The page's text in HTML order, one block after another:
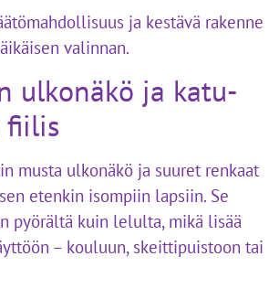
ja kestävä rakenne
valinnan.
ulkonäkö ja katu-
fiilis
musta ulkonäkö ja suuret renkaat
etenkin isompiin lapsiin. Se
pyörältä kuin lelulta, mikä lisää
– kouluun, skeittipuistoon tai